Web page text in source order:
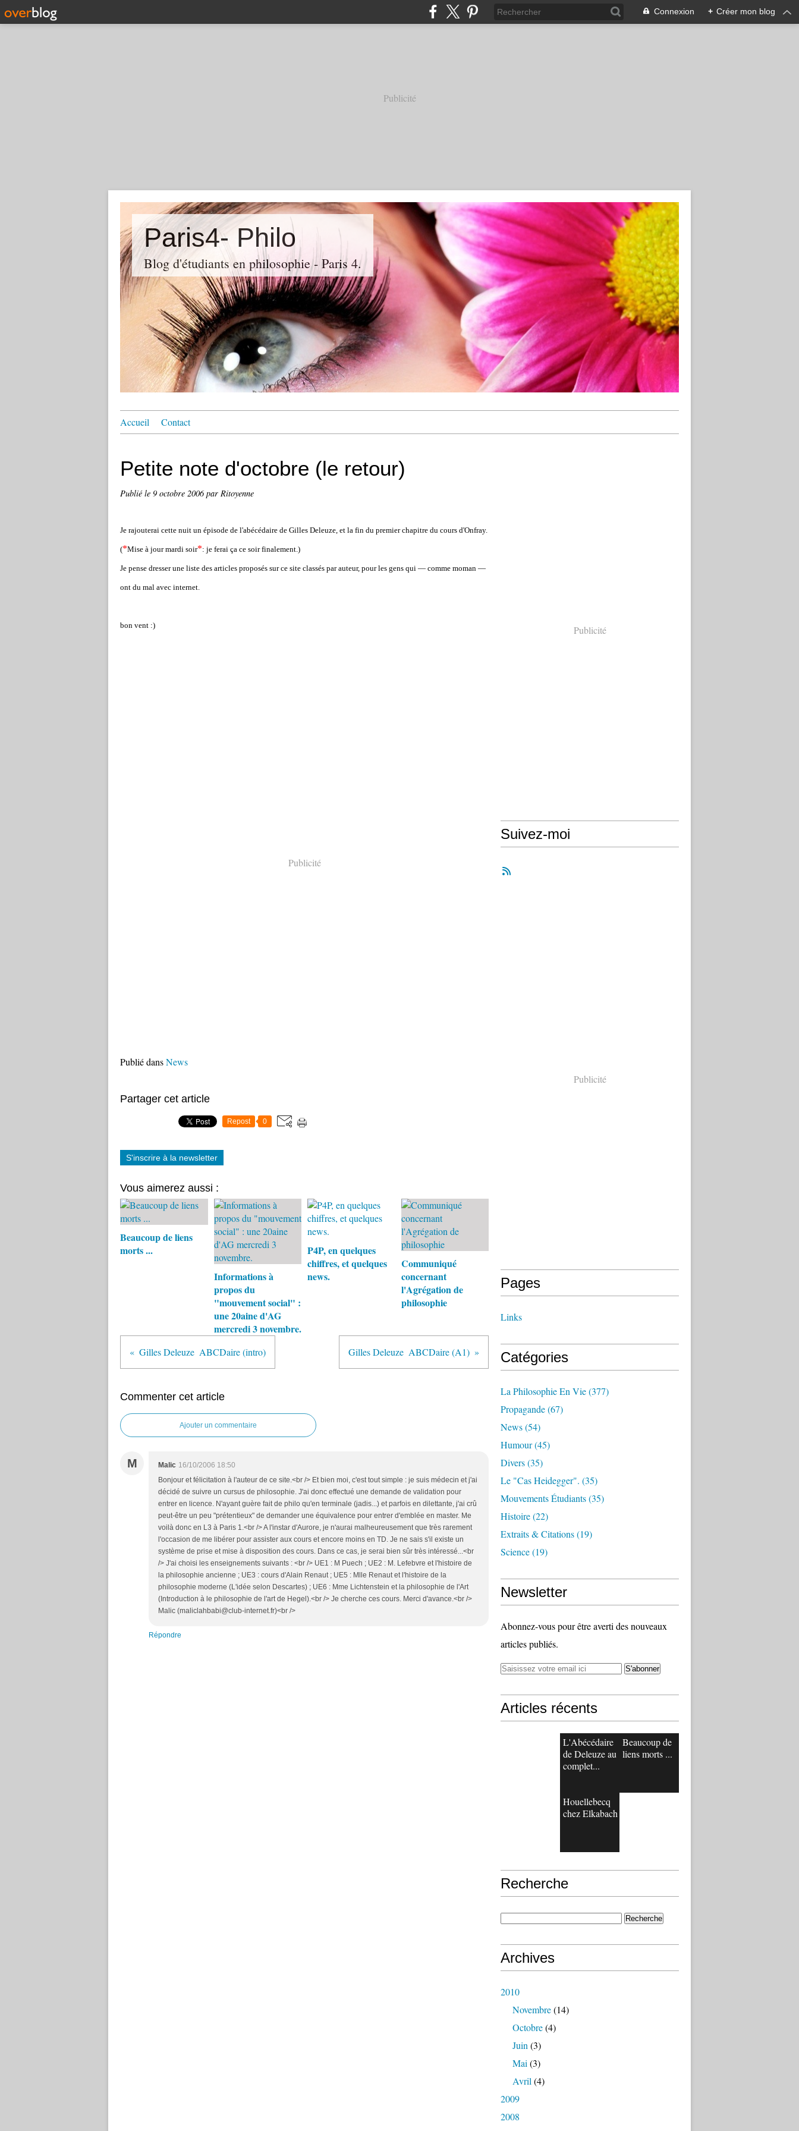
Connexion + Créer mon blog
Publicité
Paris4- Philo
Blog d'étudiants en philosophie - Paris 4.
Accueil Contact
Petite note d'octobre (le retour)
Publié le 9 octobre 2006par Ritoyenne
Je rajouterai cette nuit un épisode de l'abécédaire de Gilles Deleuze, et la fin du premier chapitre du cours d'Onfray.
(*Mise à jour mardi soir*: je ferai ça ce soir finalement.)
Je pense dresser une liste des articles proposés sur ce site classés par auteur, pour les gens qui — comme moman —
ont du mal avec internet.
bon vent :)
Publicité
Publié dansNews
Partager cet article
Repost 0
S'inscrire à la newsletter
Vous aimerez aussi :
Beaucoup de liens
morts ...
Informations à
propos du
"mouvement social" :
une 20aine d'AG
mercredi 3 novembre.
P4P, en quelques
chiffres, et quelques
news.
Communiqué
concernant
l'Agrégation de
philosophie
Gilles Deleuze  ABCDaire (intro) Gilles Deleuze  ABCDaire (A1)
Commenter cet article
Ajouter un commentaire
M Malic 16/10/2006 18:50
Bonjour et félicitation à l'auteur de ce site.<br /> Et bien moi, c'est tout simple : je suis médecin et j'ai
décidé de suivre un cursus de philosophie. J'ai donc effectué une demande de validation pour
entrer en licence. N'ayant guère fait de philo qu'en terminale (jadis...) et parfois en dilettante, j'ai crû
peut-être un peu "prétentieux" de demander une équivalence pour entrer d'emblée en master. Me
voilà donc en L3 à Paris 1.<br /> A l'instar d'Aurore, je n'aurai malheureusement que très rarement
l'occasion de me libérer pour assister aux cours et encore moins en TD. Je ne sais s'il existe un
système de prise et mise à disposition des cours. Dans ce cas, je serai bien sûr très intéressé...<br
/> J'ai choisi les enseignements suivants : <br /> UE1 : M Puech ; UE2 : M. Lefebvre et l'histoire de
la philosophie ancienne ; UE3 : cours d'Alain Renaut ; UE5 : Mlle Renaut et l'histoire de la
philosophie moderne (L'idée selon Descartes) ; UE6 : Mme Lichtenstein et la philosophie de l'Art
(Introduction à le philosophie de l'art de Hegel).<br /> Je cherche ces cours. Merci d'avance.<br />
Malic (maliclahbabi@club-internet.fr)<br />
Répondre
Publicité
Suivez-moi
Publicité
Pages
Links
Catégories
La Philosophie En Vie(377)
Propagande(67)
News(54)
Humour(45)
Divers(35)
Le "cas Heidegger". (35)
Mouvements Étudiants(35)
Histoire(22)
Extraits & Citations(19)
Science(19)
Newsletter
Abonnez-vous pour être averti des nouveaux
articles publiés.
Articles récents
L'Abécédaire
de Deleuze au
complet...
Beaucoup de
liens morts ...
Houellebecq
chez Elkabach
Recherche
Archives
2010
Novembre(14)
Octobre(4)
Juin (3)
Mai (3)
Avril (4)
2009
2008